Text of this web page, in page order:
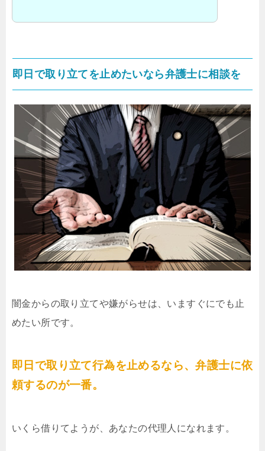
即日で取り立てを止めたいなら弁護士に相談を
闇金からの取り立てや嫌がらせは、いますぐにでも止
めたい所です。
即日で取り立て行為を止めるなら、弁護士に依
頼するのが一番。
いくら借りてようが、あなたの代理人になれます。